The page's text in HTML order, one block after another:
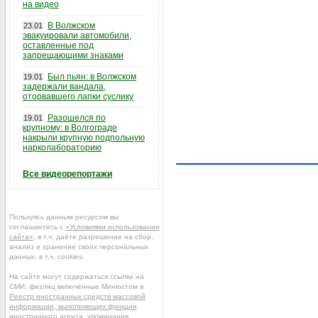
на видео
23.01
В Волжском
эвакуировали автомобили,
оставленные под
запрещающими знаками
19.01
Был пьян: в Волжском
задержали вандала,
оторвавшего лапки суслику
19.01
Разошелся по
крупному: в Волгограде
накрыли крупную подпольную
нарколабораторию
Все видеорепортажи
Пользуясь данным ресурсом вы
соглашаетесь с «Условиями использования
сайта» , в т.ч. даёте разрешение на сбор,
анализ и хранение своих персональных
данных, в т.ч. cookies.
На сайте могут содержаться ссылки на
СМИ, физлиц включённые Минюстом в
Реестр иностранных средств массовой
информации, выполняющих функции
иностранного агента , упоминания